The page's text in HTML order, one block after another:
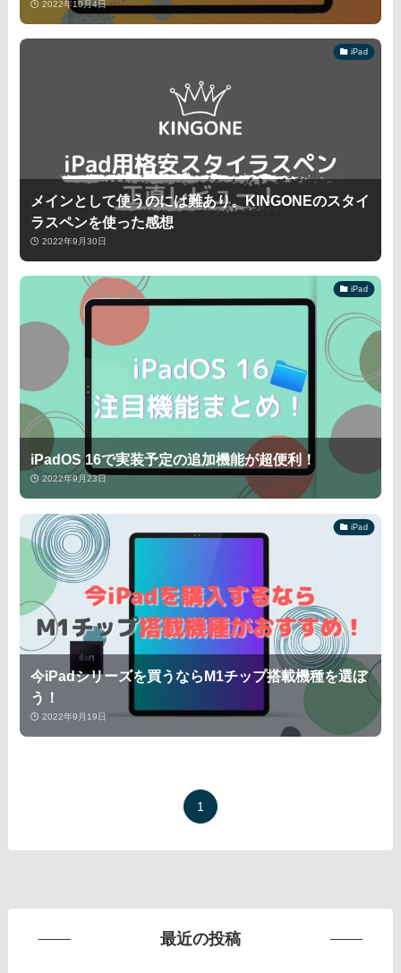
2022年10月4日
iPad
メインとして使うのには難あり。KINGONEのスタイ
ラスペンを使った感想
2022年9月30日
iPad
iPadOS 16で実装予定の追加機能が超便利！
2022年9月23日
iPad
今iPadシリーズを買うならM1チップ搭載機種を選ぼ
う！
2022年9月19日
1
最近の投稿